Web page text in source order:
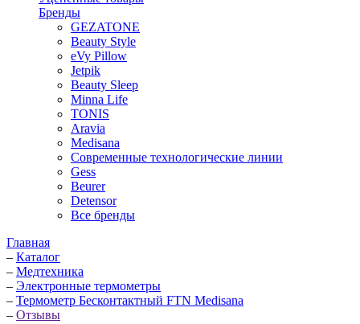
Бренды
GEZATONE
Beauty Style
eVy Pillow
Jetpik
Beauty Sleep
Minna Life
TONIS
Aravia
Medisana
Современные технологические линии
Gess
Beurer
Detensor
Все бренды
Главная
– Каталог
– Медтехника
– Электронные термометры
– Термометр Бесконтактный FTN Medisana
– Отзывы